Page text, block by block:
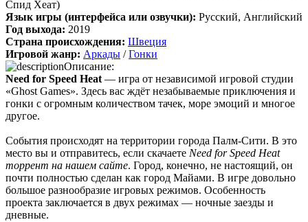
включая треки от Paul Linford
😁👏Огромная благодарность за труд. Не ожидал, что будет
полный саундтрек в хорошем качестве. За flac отдельная
благодарность ✔
cord:Boycenunse,
Да, сделано. Добавил саундтрек Need for Speed: Most Wanted
Soundtrack (OST):
скачать
Представлено несколько ссылок на скачивание (торрент,
архив и FLAC), но основной – Unofficial Game Soundtrack
OST. На странице можно послушать онлайн полную версию,
включая треки от Paul Linford
Сборник получился добротный, наслаждайтесь!
Спид Хеат)
Язык игры (интерфейса или озвучки): Русский, Английский
Год выхода: 2019
Страна происхождения: Швеция
Игровой жанр: Аркады /Гонки
Описание:
Need for Speed Heat — игра от независимой игровой студии
«Ghost Games». Здесь вас ждёт незабываемые приключения и
гонки с огромным количеством тачек, море эмоций и многое
другое.
События происходят на территории города Палм-Сити. В это
место вы и отправитесь, если скачаете Need for Speed Heat
торрент на нашем сайте. Город, конечно, не настоящий, он
почти полностью сделан как город Майами. В игре довольно
большое разнообразие игровых режимов. Особенность
проекта заключается в двух режимах — ночные заезды и
дневные.